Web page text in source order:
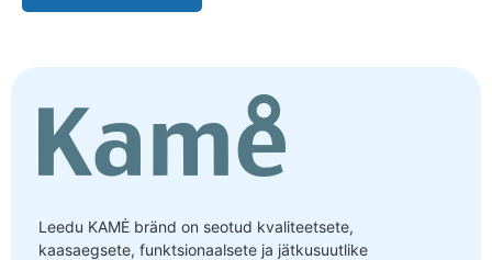
Leedu KAMĖ bränd on seotud kvaliteetsete,
kaasaegsete, funktsionaalsete ja jätkusuutlike